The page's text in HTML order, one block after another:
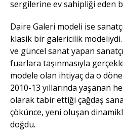
sergilerine ev sahipliği eden
Daire Galeri modeli ise
klasik bir galericilik
ve güncel sanat yapan
fuarlara taşınmasıyla
modele olan ihtiyaç da o
2010-13 yıllarında yaşanan
olarak tabir ettiği çağdaş
çökünce, yeni oluşan
doğdu.